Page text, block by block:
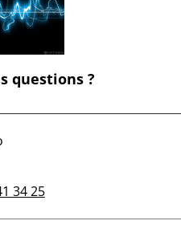
questions ?
34 25